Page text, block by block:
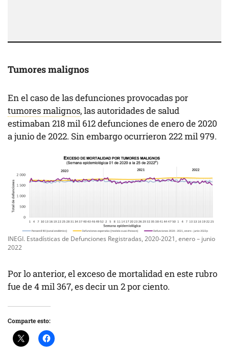
Tumores malignos
En el caso de las defunciones provocadas por
tumores malignos, las autoridades de salud
estimaban 218 mil 612 defunciones de enero de 2020
a junio de 2022. Sin embargo ocurrieron 222 mil 979.
INEGI. Estadísticas de Defunciones Registradas, 2020-2021, enero – junio
2022
Por lo anterior, el exceso de mortalidad en este rubro
fue de 4 mil 367, es decir un 2 por ciento.
Comparte esto: